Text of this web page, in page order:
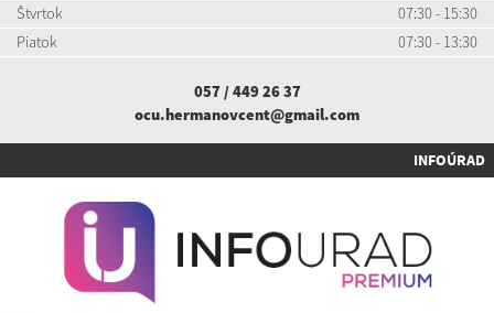
Štvrtok
07:30 - 15:30
Piatok
07:30 - 13:30
057 / 449 26 37
ocu.hermanovcent@gmail.com
INFOÚRAD